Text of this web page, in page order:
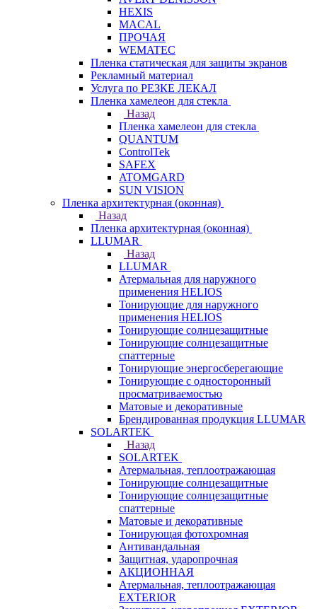
HEXIS
MACAL
ПРОЧАЯ
WEMATEC
Пленка статическая для защиты экранов
Рекламный материал
Услуга по РЕЗКЕ ЛЕКАЛ
Пленка хамелеон для стекла
Назад
Пленка хамелеон для стекла
QUANTUM
ControlTek
SAFEX
ATOMGARD
SUN VISION
Пленка архитектурная (оконная)
Назад
Пленка архитектурная (оконная)
LLUMAR
Назад
LLUMAR
Атермальная для наружного
применения HELIOS
Тонирующие для наружного
применения HELIOS
Тонирующие солнцезащитные
Тонирующие солнцезащитные
спаттерные
Тонирующие энергосберегающие
Тонирующие с односторонный
просматриваемостью
Матовые и декоративные
Брендированная продукция LLUMAR
SOLARTEK
Назад
SOLARTEK
Атермальная, теплоотражающая
Тонирующие солнцезащитные
Тонирующие солнцезащитные
спаттерные
Матовые и декоративные
Тонирующая фотохромная
Антивандальная
Защитная, ударопрочная
АКЦИОННАЯ
Атермальная, теплоотражающая
EXTERIOR